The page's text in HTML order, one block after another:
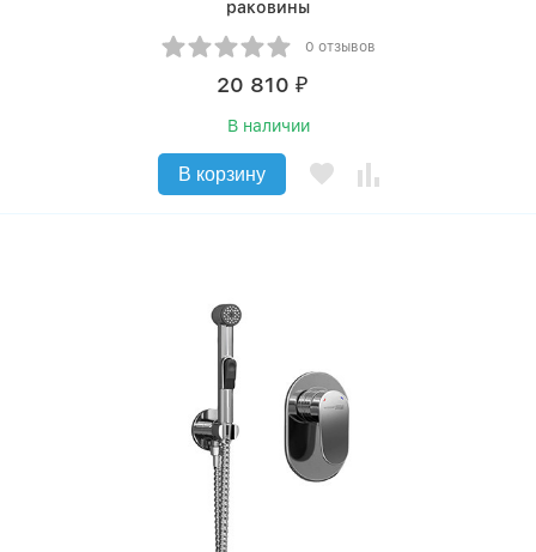
раковины
0 отзывов
20 810 ₽
В наличии
В корзину